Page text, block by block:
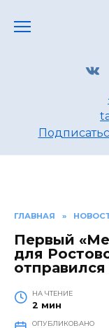
ГЛАВНАЯ »
Первый
для
отправился
НА ЧТЕНИЕ
2 мин
ОПУБЛИКОВАНО